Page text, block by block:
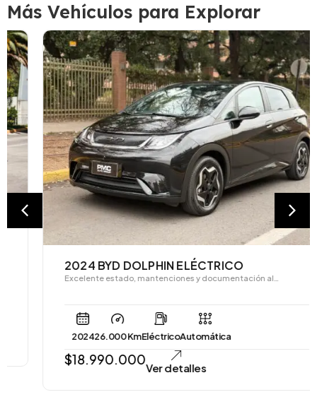
Más Vehículos para Explorar
2024 BYD DOLPHIN ELÉCTRICO
Excelente estado, mantenciones y documentación al…
26.000 KmEléctricoAutomática
18.990.000
Ver detalles